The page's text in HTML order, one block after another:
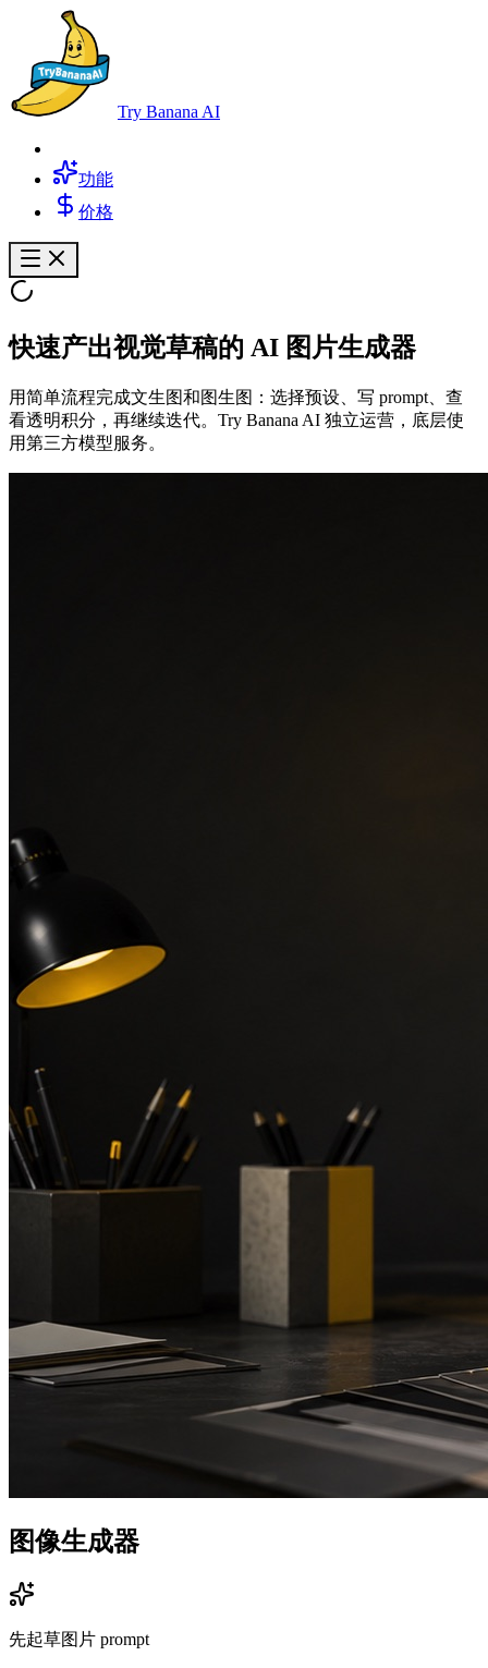
Try Banana AI
功能
价格
快速产出视觉草稿的 AI 图片生成器
用简单流程完成文生图和图生图：选择预设、写 prompt、查
看透明积分，再继续迭代。Try Banana AI 独立运营，底层使
用第三方模型服务。
图像生成器
先起草图片 prompt